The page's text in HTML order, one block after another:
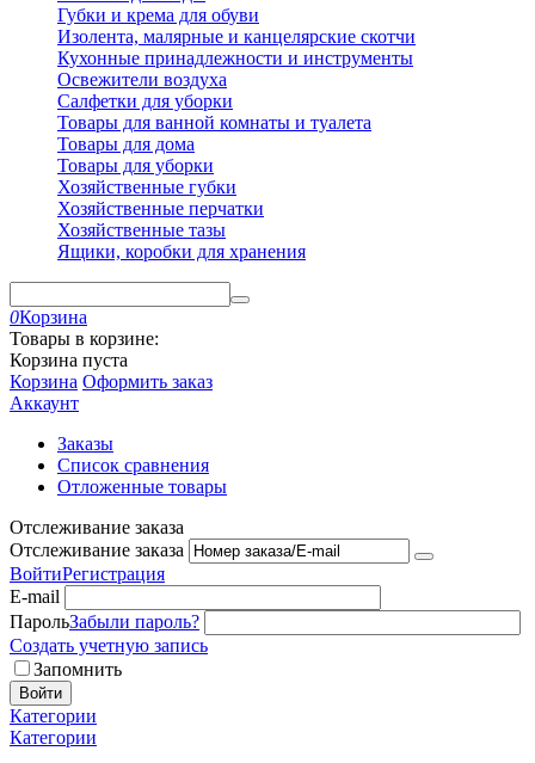
Губки и крема для обуви
Изолента, малярные и канцелярские скотчи
Кухонные принадлежности и инструменты
Освежители воздуха
Салфетки для уборки
Товары для ванной комнаты и туалета
Товары для дома
Товары для уборки
Хозяйственные губки
Хозяйственные перчатки
Хозяйственные тазы
Ящики, коробки для хранения
0Корзина
Товары в корзине:
Корзина пуста
Корзина Оформить заказ
Аккаунт
Заказы
Список сравнения
Отложенные товары
Отслеживание заказа
Отслеживание заказа
ВойтиРегистрация
E-mail
ПарольЗабыли пароль?
Создать учетную запись
Запомнить
Войти
Категории
Категории